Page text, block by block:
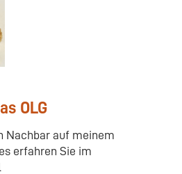
OLG
Nachbar auf meinem
erfahren Sie im